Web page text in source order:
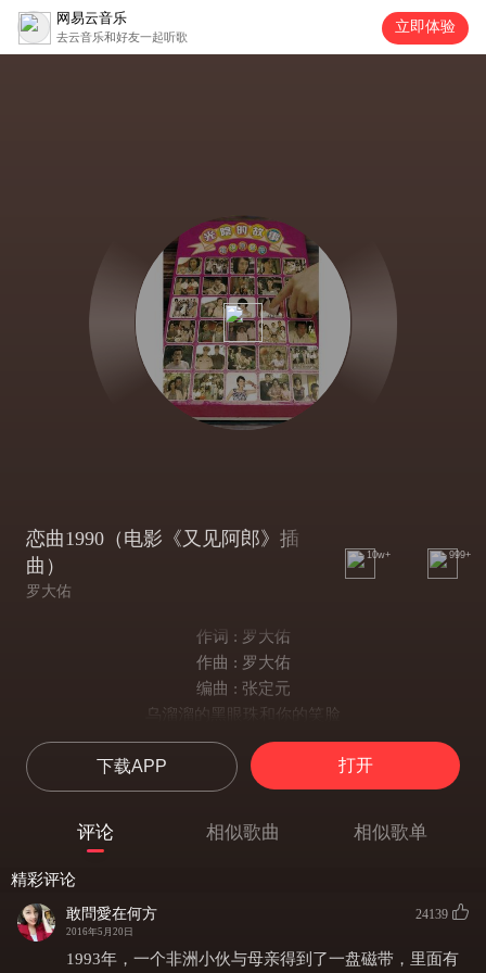
网易云音乐
去云音乐和好友一起听歌
立即体验
恋曲1990（电影《又见阿郎》插
曲）
罗大佑
10w+ 999+
作词 : 罗大佑
作曲 : 罗大佑
编曲 : 张定元
乌溜溜的黑眼珠和你的笑脸
怎么也难忘记你容颜的转变
轻飘飘的旧时光就这么溜走
转头回去看看时已匆匆数年
寻寻觅觅长相守是我的脚步
或许明日太阳西下倦鸟已归时
你将已经踏上旧时的归途
下载APP 打开
评论 相似歌曲 相似歌单
精彩评论
敢問愛在何方
2016年5月20日
24139
1993年，一个非洲小伙与母亲得到了一盘磁带，里面有